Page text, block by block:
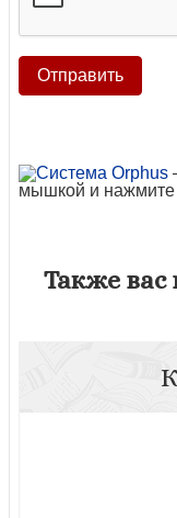
мышкой и нажмите
Также вас